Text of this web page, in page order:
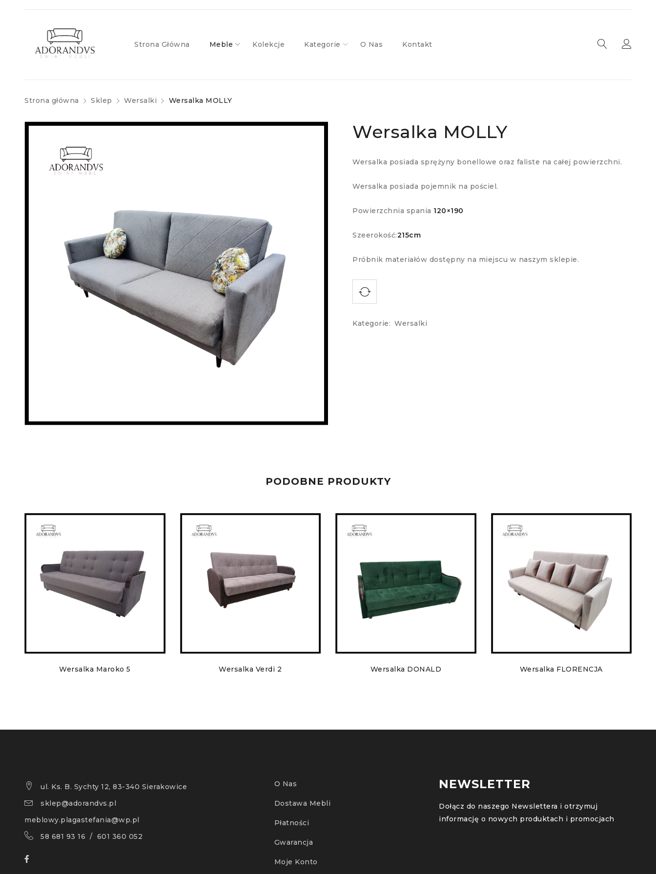
Strona Główna Meble Kolekcje Kategorie O Nas Kontakt
Strona główna Sklep Wersalki Wersalka MOLLY
Wersalka MOLLY
Wersalka posiada sprężyny bonellowe oraz faliste na całej powierzchni.
Wersalka posiada pojemnik na pościel.
Powierzchnia spania 120×190
Szeerokość:215cm
Próbnik materiałów dostępny na miejscu w naszym sklepie.
Kategorie: Wersalki
PODOBNE PRODUKTY
Wersalka Maroko 5 Wersalka Verdi 2 Wersalka DONALD Wersalka FLORENCJA
ul. Ks. B. Sychty 12, 83-340 Sierakowice
sklep@adorandvs.pl
meblowy.plagastefania@wp.pl
58 681 93 16 / 601 360 052
O Nas
Dostawa Mebli
Płatności
Gwarancja
Moje Konto
NEWSLETTER
Dołącz do naszego Newslettera i otrzymuj
informację o nowych produktach i promocjach